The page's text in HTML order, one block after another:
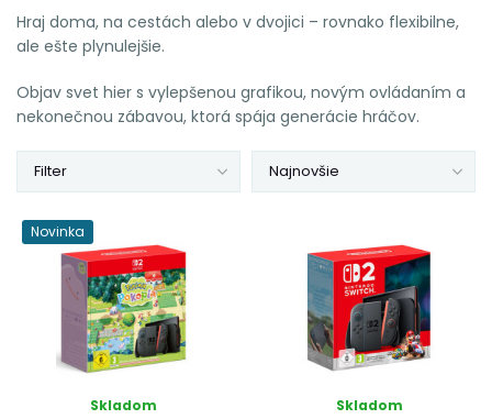
Hraj doma, na cestách alebo v dvojici – rovnako flexibilne,
ale ešte plynulejšie.
Objav svet hier s vylepšenou grafikou, novým ovládaním a
nekonečnou zábavou, ktorá spája generácie hráčov.
Najnovšie
Filter
Novinka
Skladom
Skladom